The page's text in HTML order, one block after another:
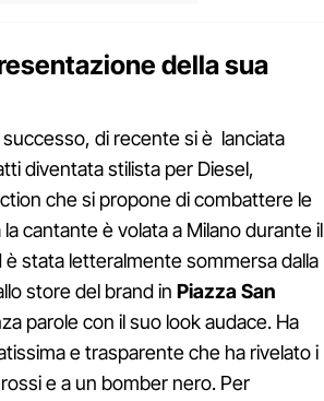
della sua
di recente si è lanciata
diventata stilista per Diesel,
che si propone di combattere le
cantante è volata a Milano durante il
stata letteralmente sommersa dalla
store del brand in Piazza San
parole con il suo look audace. Ha
e trasparente che ha rivelato i
e a un bomber nero. Per